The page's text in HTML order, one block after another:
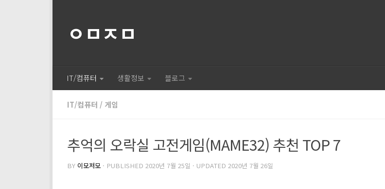
ㅇㅁㅈㅁ
IT/컴퓨터 생활정보 블로그
IT/컴퓨터 / 게임
추억의 오락실 고전게임(MAME32) 추천 TOP 7
BY 이모저모 · PUBLISHED 2020년 7월 25일 · UPDATED 2020년 7월 26일